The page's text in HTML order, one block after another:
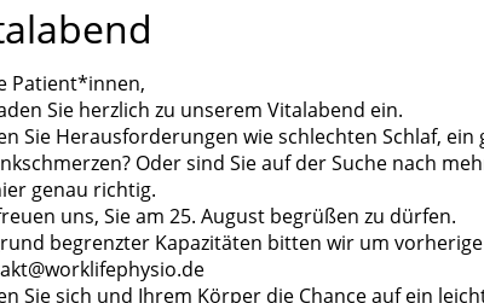
Medizinische Trainigstherapie (MTT) ist eine aktive
Zugapparate, diverse Kleingeräte und der
Patient*innen,
Sie herzlich zu unserem Vitalabend ein.
Sie Herausforderungen wie schlechten Schlaf,
Oder sind Sie auf der Suche nach
genau richtig.
uns, Sie am 25. August begrüßen zu dürfen.
begrenzter Kapazitäten bitten wir um
Sie sich und Ihrem Körper die Chance auf ein